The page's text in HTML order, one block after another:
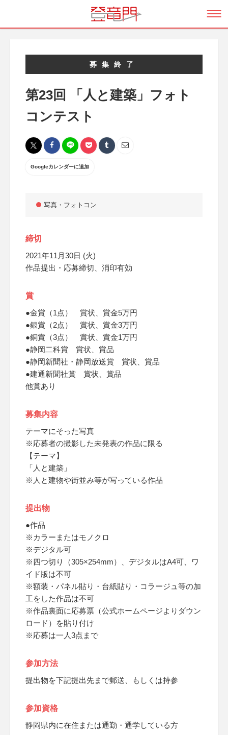
募集終了
第23回 「人と建築」フォト
コンテスト
Googleカレンダーに追加
写真・フォトコン
締切
2021年11月30日 (火)
作品提出・応募締切、消印有効
賞
●金賞（1点） 賞状、賞金5万円
●銀賞（2点） 賞状、賞金3万円
●銅賞（3点） 賞状、賞金1万円
●静岡二科賞 賞状、賞品
●静岡新聞社・静岡放送賞 賞状、賞品
●建通新聞社賞 賞状、賞品
他賞あり
募集内容
テーマにそった写真
※応募者の撮影した未発表の作品に限る
【テーマ】
「人と建築」
※人と建物や街並み等が写っている作品
提出物
●作品
※カラーまたはモノクロ
※デジタル可
※四つ切り（305×254mm）、デジタルはA4可、ワ
イド版は不可
※額装・パネル貼り・台紙貼り・コラージュ等の加
工をした作品は不可
※作品裏面に応募票（公式ホームページよりダウン
ロード）を貼り付け
※応募は一人3点まで
参加方法
提出物を下記提出先まで郵送、もしくは持参
参加資格
静岡県内に在住または通勤・通学している方